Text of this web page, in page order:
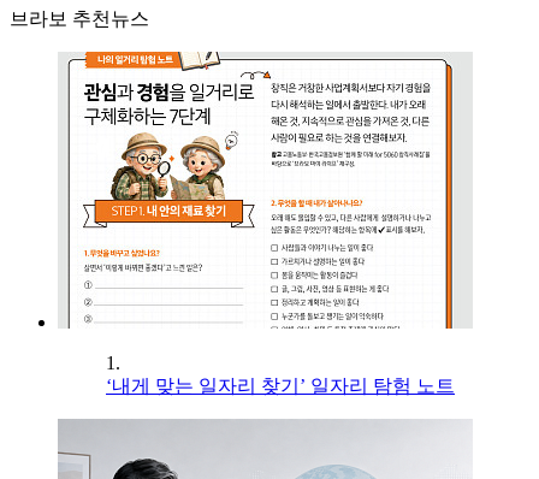
브라보 추천뉴스
1.
‘내게 맞는 일자리 찾기’ 일자리 탐험 노트